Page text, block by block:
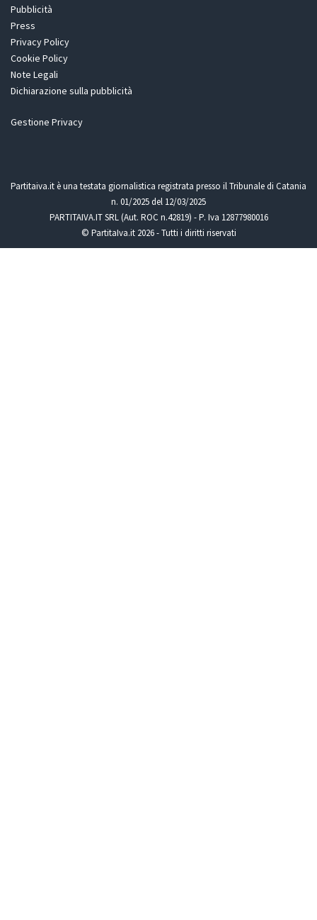
Pubblicità
Press
Privacy Policy
Cookie Policy
Note Legali
Dichiarazione sulla pubblicità
Gestione Privacy
Partitaiva.it è una testata giornalistica registrata presso il Tribunale di Catania
n. 01/2025 del 12/03/2025
PARTITAIVA.IT SRL (Aut. ROC n.42819) - P. Iva 12877980016
© PartitaIva.it 2026 - Tutti i diritti riservati